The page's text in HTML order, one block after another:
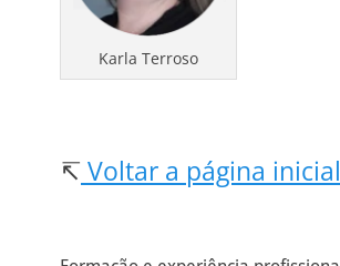
Karla Terroso
↸ Voltar a página inicial